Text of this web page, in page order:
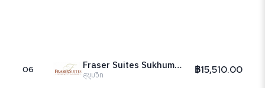
06 Fraser Suites Sukhumvit Bangkok
สุขุมวิท ฿15,510.00